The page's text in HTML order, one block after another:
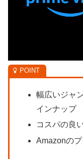
幅広いジャ
インナップ
コスパの良
Amazonの